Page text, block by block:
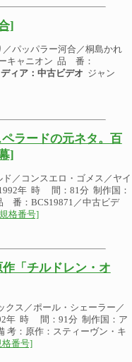
]
パッパラー河合／桐島かれ
キャニオン 品 番：
ィア：中古ビデオ ジャン
ラードの元ネタ。百
]
／コンスエロ・ゴメス／ヤイ
年 時 間：81分 制作国：
番：BCS19871／中古ビデ
格番号]
「チルドレン・オ
ス／ポール・シェーラー／
年 時 間：91分 制作国：ア
考：原作：スティーヴン・キ
格番号]